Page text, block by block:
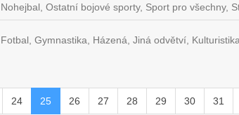
Nohejbal, Ostatní bojové sporty, Sport pro všechny,
Fotbal, Gymnastika, Házená, Jiná odvětví,
24 25 26 27 28 29 30 31